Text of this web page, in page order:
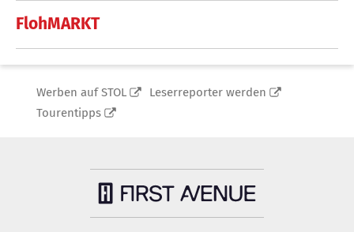
FlohMARKT
Werben auf STOL
Leserreporter werden
Tourentipps